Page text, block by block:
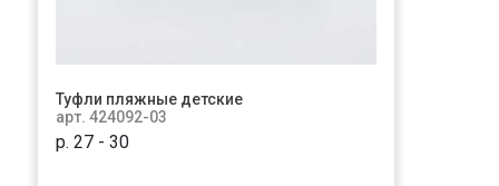
Туфли пляжные детские
арт. 424092-03
р. 27 - 30